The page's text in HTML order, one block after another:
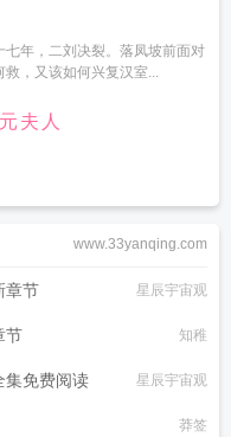
年，二刘决裂。落凤坡前面对
，又该如何兴复汉室...
夫人
www.33yanqing.com
章节 星辰宇宙观
节 知稚
集免费阅读 星辰宇宙观
莽签